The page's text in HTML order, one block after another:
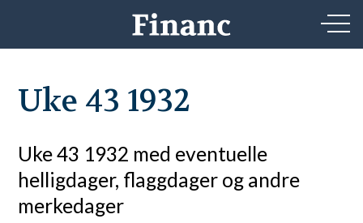
Uke 43 1932
Uke 43 1932 med eventuelle
helligdager, flaggdager og andre
merkedager